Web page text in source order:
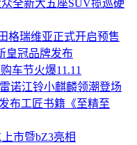
全新大五座SUV揽巡硬
格瑞维亚正式开启预售
皇冠品牌发布
车节火爆11.11
诺江铃小麒麟领潮登场
布工匠书籍《至精至
市暨bZ3亮相